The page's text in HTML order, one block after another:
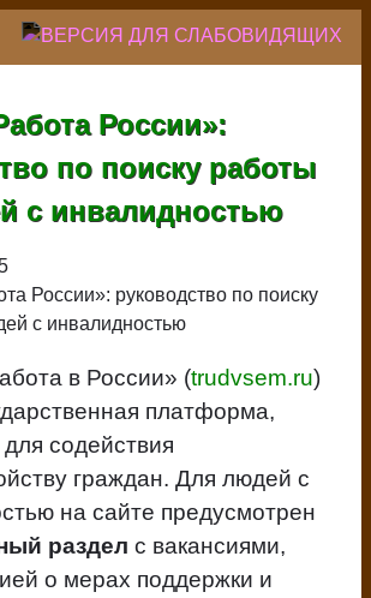
России»:
по поиску работы
с инвалидностью
в России» (trudvsem.ru)
платформа,
содействия
граждан. Для людей с
на сайте предусмотрен
раздел с вакансиями,
о мерах поддержки и